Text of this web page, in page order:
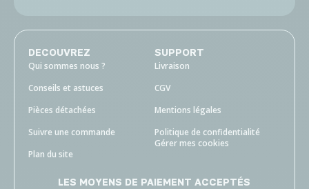
DECOUVREZ
Qui sommes nous ?
Conseils et astuces
Pièces détachées
Suivre une commande
Plan du site
SUPPORT
Livraison
CGV
Mentions légales
Politique de confidentialité
Gérer mes cookies
LES MOYENS DE PAIEMENT ACCEPTÉS